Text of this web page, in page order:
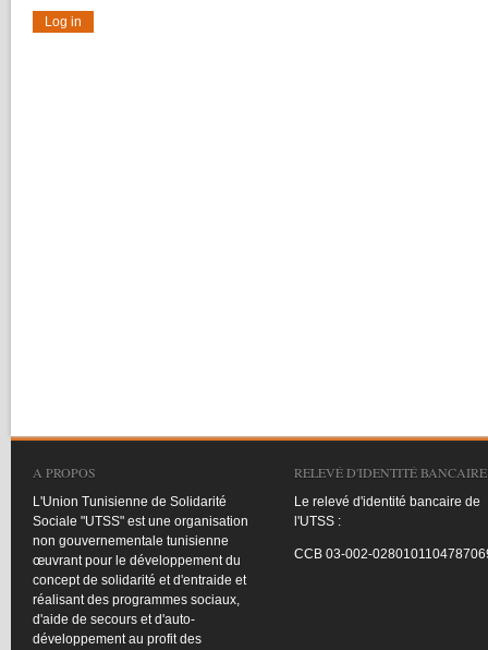
A PROPOS
L'Union Tunisienne de Solidarité
Sociale "UTSS" est une organisation
non gouvernementale tunisienne
œuvrantpour le développementdu
concept de solidarité etd'entraide et
réalisantdes programmes sociaux,
d'aide de secours etd'auto-
développementau profit des
RELEVÉ D'IDENTITÉ BANCAIRE
Le relevé d'identité bancaire de
l'UTSS :
CCB 03-002-